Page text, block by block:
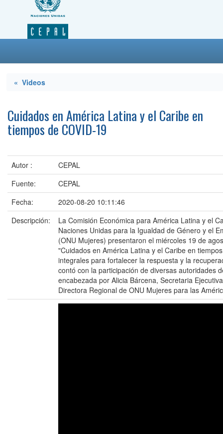
« Videos
Cuidados en América Latina y el Caribe en
tiempos de COVID-19
Autor :
CEPAL
Fuente:
CEPAL
Fecha:
2020-08-20 10:11:46
Descripción:
La Comisión Económica para América Latina y el
Naciones Unidas para la Igualdad de Género y el
(ONU Mujeres) presentaron el miércoles 19 de
"Cuidados en América Latina y el Caribe en
integrales para fortalecer la respuesta y la
contó con la participación de diversas autoridades
encabezada por Alicia Bárcena, Secretaria
Directora Regional de ONU Mujeres para las